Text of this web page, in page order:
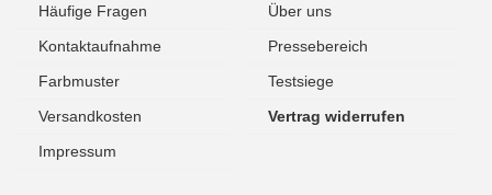
Häufige Fragen
Über uns
Kontaktaufnahme
Pressebereich
Farbmuster
Testsiege
Versandkosten
Vertrag widerrufen
Impressum